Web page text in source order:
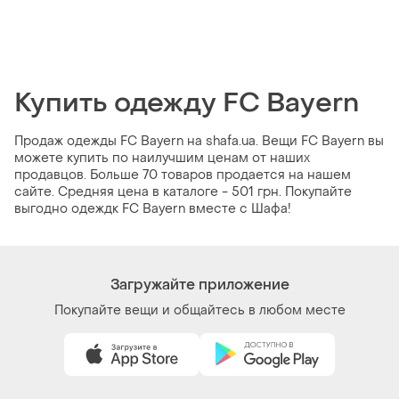
Купить одежду FC Bayern
Продаж одежды FC Bayern на shafa.ua. Вещи FC Bayern вы
можете купить по наилучшим ценам от наших
продавцов. Больше 70 товаров продается на нашем
сайте. Средняя цена в каталоге - 501 грн. Покупайте
выгодно одеждк FC Bayern вместе с Шафа!
Загружайте приложение
Покупайте вещи и общайтесь в любом месте